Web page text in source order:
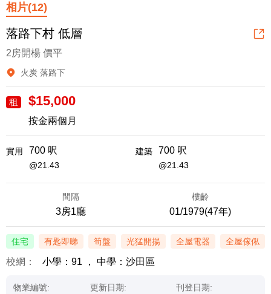
相片(12)
落路下村 低層
2房開楊 價平
火炭 落路下
租 $15,000
按金兩個月
實用 700 呎
@21.43
建築 700 呎
@21.43
間隔
3房1廳
樓齡
01/1979(47年)
住宅 有匙即睇 筍盤 光猛開揚 全屋電器 全屋傢俬
校網： 小學：91 ， 中學：沙田區
物業編號:
更新日期:
刊登日期: